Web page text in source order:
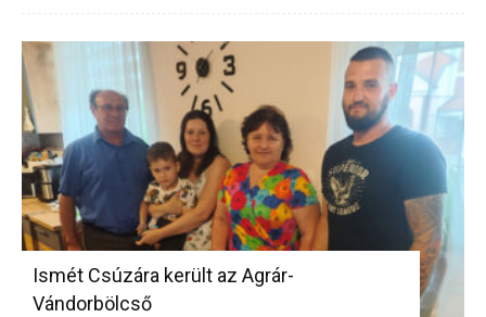
Ismét Csúzára került az Agrár-
Vándorbölcső